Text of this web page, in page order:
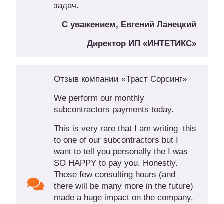
задач.
С уважением, Евгений Ланецкий
Директор ИП «ИНТЕТИКС»
Отзыв компании «Траст Сорсинг»
We perform our monthly
subcontractors payments today.
This is very rare that I am writing this
to one of our subcontractors but I
want to tell you personally the I was
SO HAPPY to pay you. Honestly.
Those few consulting hours (and
there will be many more in the future)
made a huge impact on the company.